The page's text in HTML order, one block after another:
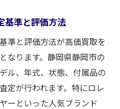
基準と評価方法
準と評価方法が高価買取を
なります。静岡県静岡市の
ル、年式、状態、付属品の
定が行われます。特にロレ
ーといった人気ブランド